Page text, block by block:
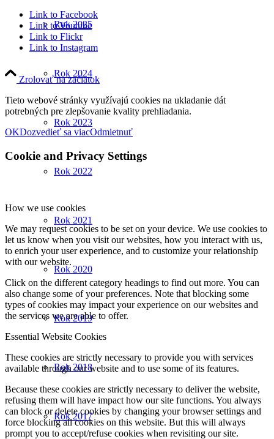
Rok 2025
Rok 2024
Rok 2023
Rok 2022
Rok 2021
Rok 2020
Rok 2019
Rok 2018
Rok 2017
Link to Facebook
Link to Youtube
Link to Flickr
Link to Instagram
Zrolovať na začiatok
Tieto webové stránky využívajú cookies na ukladanie dát
potrebných pre zlepšovanie kvality prehliadania.
OKDozvedieť sa viacOdmietnuť
Cookie and Privacy Settings
How we use cookies
We may request cookies to be set on your device. We use cookies to
let us know when you visit our websites, how you interact with us,
to enrich your user experience, and to customize your relationship
with our website.
Click on the different category headings to find out more. You can
also change some of your preferences. Note that blocking some
types of cookies may impact your experience on our websites and
the services we are able to offer.
Essential Website Cookies
These cookies are strictly necessary to provide you with services
available through our website and to use some of its features.
Because these cookies are strictly necessary to deliver the website,
refusing them will have impact how our site functions. You always
can block or delete cookies by changing your browser settings and
force blocking all cookies on this website. But this will always
prompt you to accept/refuse cookies when revisiting our site.